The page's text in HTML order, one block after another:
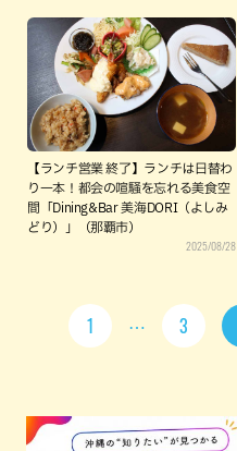
【ランチ営業 終了】ランチは日替わ
り一本！都会の喧騒を忘れる美食空
間「Dining&Bar 美海DORI（よしみ
どり）」（那覇市）
2025/08/28
1 3